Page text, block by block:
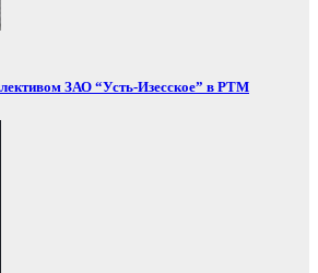
ЗАО “Усть-Изесское” в РТМ